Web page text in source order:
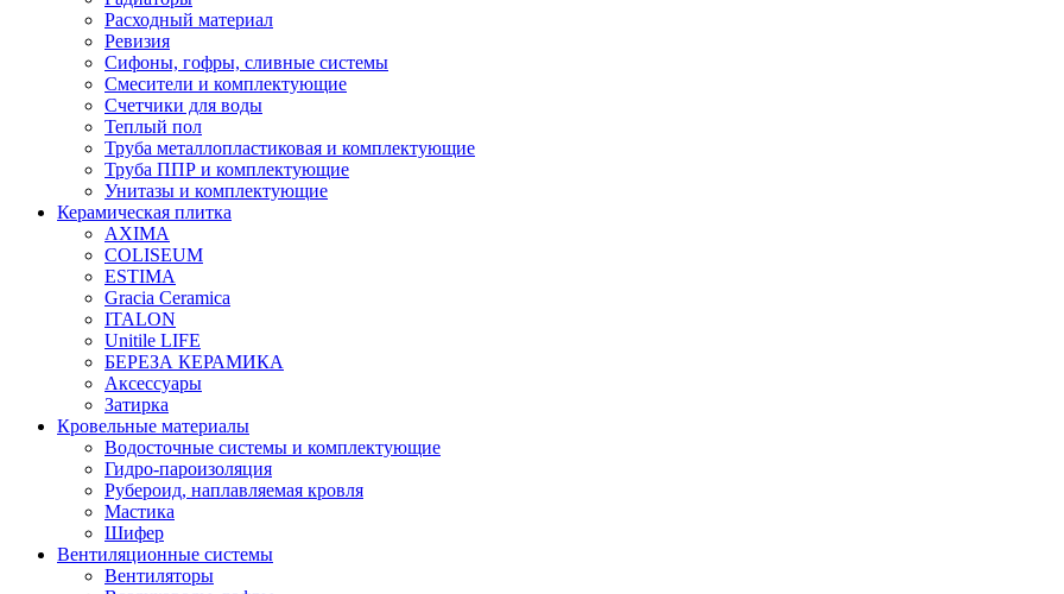
Расходный материал
Ревизия
Сифоны, гофры, сливные системы
Смесители и комплектующие
Счетчики для воды
Теплый пол
Труба металлопластиковая и комплектующие
Труба ППР и комплектующие
Унитазы и комплектующие
Керамическая плитка
AXIMA
COLISEUM
ESTIMA
Gracia Ceramica
ITALON
Unitile LIFE
БЕРЕЗА КЕРАМИКА
Аксессуары
Затирка
Кровельные материалы
Водосточные системы и комплектующие
Гидро-пароизоляция
Рубероид, наплавляемая кровля
Мастика
Шифер
Вентиляционные системы
Вентиляторы